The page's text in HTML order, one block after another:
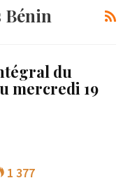
Bénin
du
mercredi 19
1 377